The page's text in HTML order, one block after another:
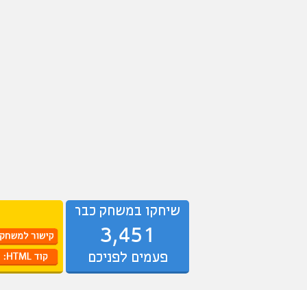
שיחקו במשחק כבר
3,451
פעמים לפניכם